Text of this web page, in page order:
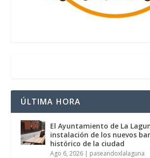
ÚLTIMA HORA
El Ayuntamiento de La
instalación de los nuevos
histórico de la ciudad
Ago 6, 2026 | paseandoxlalaguna